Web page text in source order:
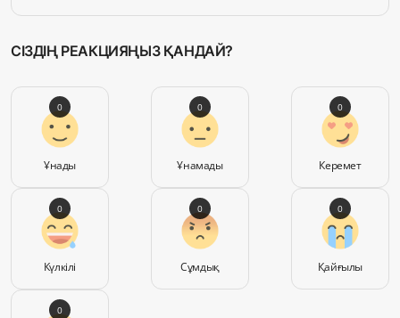
СІЗДІҢ РЕАКЦИЯҢЫЗ ҚАНДАЙ?
Ұнады
0
Ұнамады
0
Керемет
0
Күлкілі
0
Сұмдық
0
Қайғылы
0
0